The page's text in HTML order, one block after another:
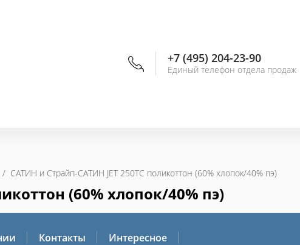
+7 (495) 204-23-90
Единый телефон отдела продаж
/  САТИН и Страйп-САТИН JET 250TC поликоттон (60% хлопок/40% пэ)
(60% хлопок/40% пэ)
Контакты Интересное